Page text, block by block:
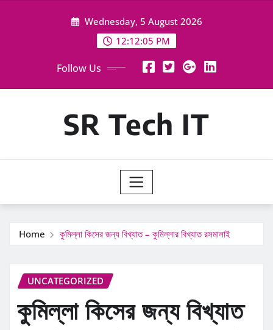
Wednesday, 5 August 2026
12:12:06 PM
Follow Us
SR Tech IT
Home কুমিল্লা কিসের জন্য বিখ্যাত – কুমিল্লার বিখ্যাত রসমালাই
UNCATEGORIZED
কুমিল্লা কিসের জন্য বিখ্যাত